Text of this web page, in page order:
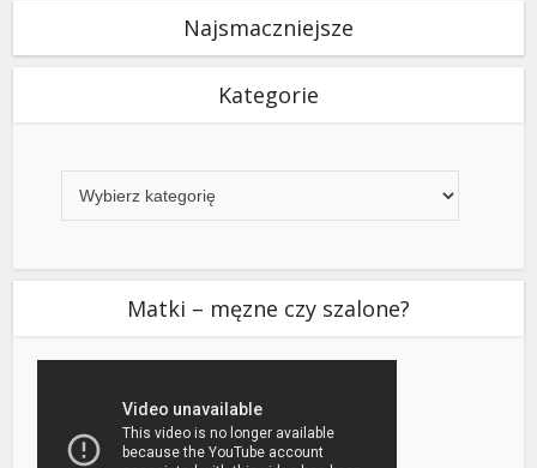
Najsmaczniejsze
Kategorie
Matki – męzne czy szalone?